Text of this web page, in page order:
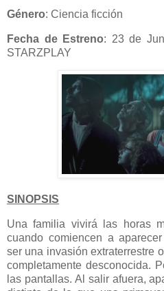
Género: Ciencia ficción
Fecha de Estreno: 23 de
STARZPLAY
SINOPSIS
Una familia vivirá las horas
cuando comiencen a
ser una invasión extraterrestre
completamente desconocida.
las pantallas. Al salir afuera,